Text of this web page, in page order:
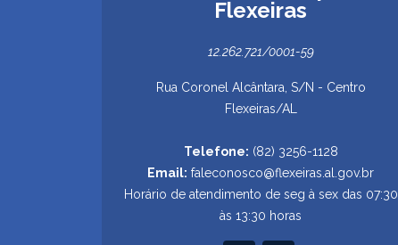
Flexeiras
12.262.721/0001-59
Rua Coronel Alcântara, S/N - Centro
Flexeiras/AL
Telefone: (82) 3256-1128
Email: faleconosco@flexeiras.al.gov.br
Horário de atendimento de seg à sex das 07:30
às 13:30 horas